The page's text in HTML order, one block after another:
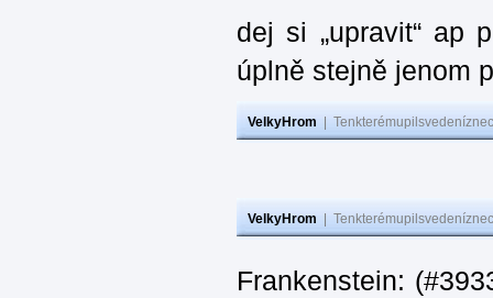
dej si „upravit“ ap
úplně stejně jenom
VelkyHrom
VelkyHrom
Frankenstein: